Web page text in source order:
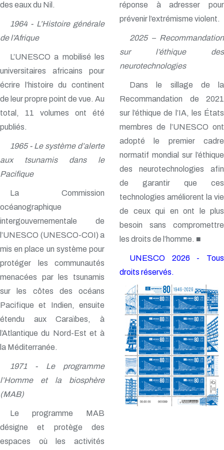
des eaux du Nil.
1964 - L’Histoire générale
de l’Afrique
L’UNESCO a mobilisé les
universitaires africains pour
écrire l’histoire du continent
de leur propre point de vue. Au
total, 11 volumes ont été
publiés.
1965 - Le système d’alerte
aux tsunamis dans le
Pacifique
La Commission
océanographique
intergouvernementale de
l’UNESCO (UNESCO-COI) a
mis en place un système pour
protéger les communautés
menacées par les tsunamis
sur les côtes des océans
Pacifique et Indien, ensuite
étendu aux Caraïbes, à
l’Atlantique du Nord-Est et à
la Méditerranée.
1971 - Le programme
l’Homme et la biosphère
(MAB)
Le programme MAB
désigne et protège des
espaces où les activités
réponse à adresser pour
prévenir l’extrémisme violent.
2025 – Recommandation
sur l’éthique des
neurotechnologies
Dans le sillage de la
Recommandation de 2021
sur l’éthique de l’IA, les États
membres de l’UNESCO ont
adopté le premier cadre
normatif mondial sur l’éthique
des neurotechnologies afin
de garantir que ces
technologies améliorent la vie
de ceux qui en ont le plus
besoin sans compromettre
les droits de l’homme. ■
UNESCO 2026 - Tous
droits réservés.